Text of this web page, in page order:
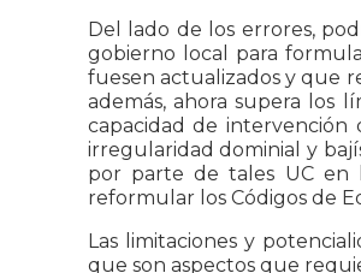
Del lado de los errores,
gobierno local para
fuesen actualizados y que
además, ahora supera los
capacidad de intervención
irregularidad dominial y
por parte de tales UC en
reformular los Códigos de
Las limitaciones y
que son aspectos que